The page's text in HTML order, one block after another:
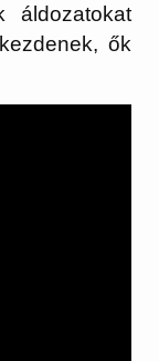
áldozatokat
ők